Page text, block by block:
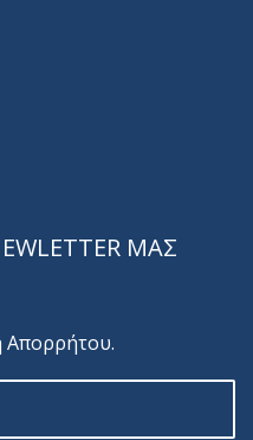
ΜΑΣ
Απορρήτου.